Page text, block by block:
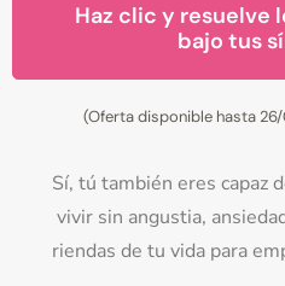
Haz clic y resuelve
bajo tus
(Oferta disponible hasta
Sí, tú también eres capaz
vivir sin angustia,
riendas de tu vida para